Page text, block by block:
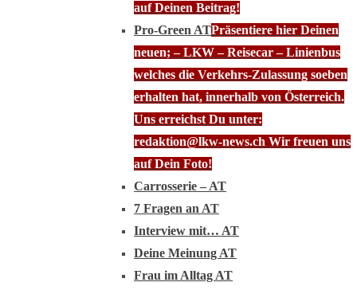
auf Deinen Beitrag!
Pro-Green ATPräsentiere hier Deinen
neuen; – LKW – Reisecar – Linienbus
welches die Verkehrs-Zulassung soeben
erhalten hat, innerhalb von Österreich.
Uns erreichst Du unter:
redaktion@lkw-news.ch Wir freuen uns
auf Dein Foto!
Carrosserie – AT
7 Fragen an AT
Interview mit… AT
Deine Meinung AT
Frau im Alltag AT